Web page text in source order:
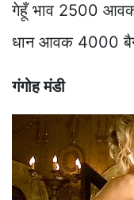
गेहूँ भाव 2500
धान आवक 4000
गंगोह मंडी